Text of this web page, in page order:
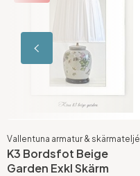
Vallentuna armatur & skärmateljé
K3 Bordsfot Beige
Garden Exkl Skärm